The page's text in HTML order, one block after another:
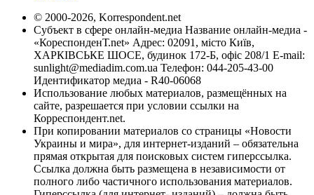
© 2000-2026, Korrespondent.net
Субъект в сфере онлайн-медиа Название онлайн-медиа -
«КореспонденТ.net» Адрес: 02091, місто Київ,
ХАРКІВСЬКЕ ШОСЕ, будинок 172-Б, офіс 208/1 E-mail:
sunlight@mediadim.com.ua Телефон: 044-205-43-00
Идентификатор медиа - R40-06068
Использование любых материалов, размещённых на
сайте, разрешается при условии ссылки на
Корреспондент.net.
При копировании материалов со страницы «Новости
Украины и мира», для интернет-изданий – обязательна
прямая открытая для поисковых систем гиперссылка.
Ссылка должна быть размещена в независимости от
полного либо частичного использования материалов.